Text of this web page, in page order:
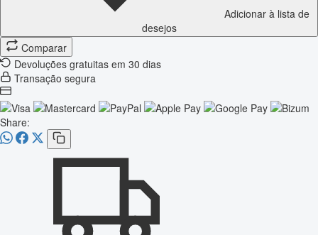
Adicionar à lista de
desejos
Comparar
Devoluções gratuitas em 30 dias
Transação segura
Share: